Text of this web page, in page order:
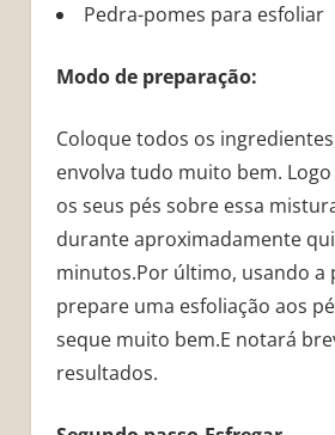
Pedra-pomes para esfoliar
Modo de preparação:
Coloque todos os
envolva tudo muito bem.
os seus pés sobre essa
durante aproximadamente
minutos.Por último, usando a
prepare uma esfoliação aos
seque muito bem.E notará
resultados.